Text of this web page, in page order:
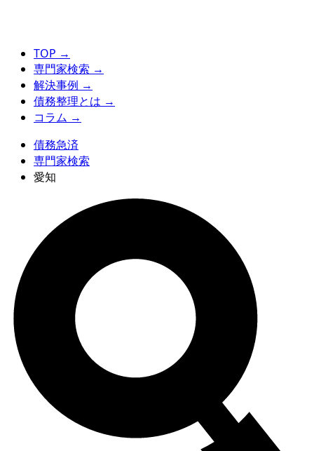
TOP →
専門家検索 →
解決事例 →
債務整理とは →
コラム →
債務急済
専門家検索
愛知